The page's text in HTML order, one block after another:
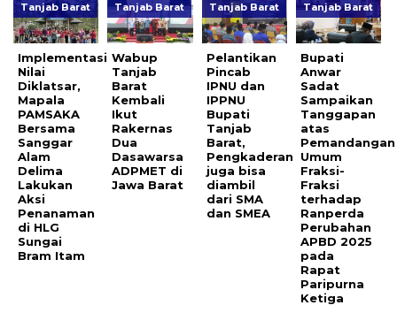
Tanjab Barat
Implementasi
Nilai
Diklatsar,
Mapala
PAMSAKA
Bersama
Sanggar
Alam
Delima
Lakukan
Aksi
Penanaman
di HLG
Sungai
Bram Itam
Tanjab Barat
Wabup
Tanjab
Barat
Kembali
Ikut
Rakernas
Dua
Dasawarsa
ADPMET di
Jawa Barat
Tanjab Barat
Pelantikan
Pincab
IPNU dan
IPPNU
Bupati
Tanjab
Barat,
Pengkaderan
juga bisa
diambil
dari SMA
dan SMEA
Tanjab Barat
Bupati
Anwar
Sadat
Sampaikan
Tanggapan
atas
Pemandangan
Umum
Fraksi-
Fraksi
terhadap
Ranperda
Perubahan
APBD 2025
pada
Rapat
Paripurna
Ketiga